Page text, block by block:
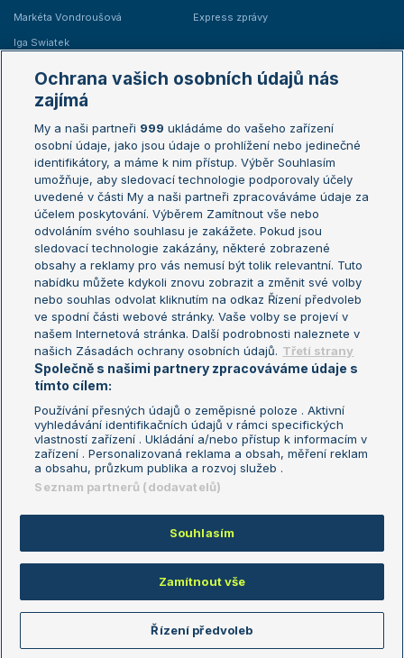
Markéta Vondroušová
Iga Swiatek
Express zprávy
Žebříčky
Žebříček ATP (muži)
Žebříček WTA (ženy)
Sázkařský žebříček
Australian Open
French Open
Wimbledon
US Open
Turnaj mistrů
Turnaj mistryň
Aktualní trendy
Fotbalové přestupy
Livesport Daily
LS Prague Open
Podmínky užití
Nastavení soukromí
GDPR a žurnalistika
Reklama
Kontakt
Informace o zpracování osobních
údajů
Copyright © 2008-2026 TenisPortal.cz. Využíváme zpravodajství ČTK.
Ochrana vašich osobních údajů nás
zajímá
My a naši partneři 999 ukládáme do vašeho zařízení
osobní údaje, jako jsou údaje o prohlížení nebo jedinečné
identifikátory, a máme k nim přístup. Výběr Souhlasím
umožňuje, aby sledovací technologie podporovaly účely
uvedené v části My a naši partneři zpracováváme údaje za
účelem poskytování. Výběrem Zamítnout vše nebo
odvoláním svého souhlasu je zakážete. Pokud jsou
sledovací technologie zakázány, některé zobrazené
obsahy a reklamy pro vás nemusí být tolik relevantní. Tuto
nabídku můžete kdykoli znovu zobrazit a změnit své volby
nebo souhlas odvolat kliknutím na odkaz Řízení předvoleb
ve spodní části webové stránky. Vaše volby se projeví v
našem Internetová stránka. Další podrobnosti naleznete v
našich Zásadách ochrany osobních údajů. Třetí strany
Společně s našimi partnery zpracováváme údaje s
tímto cílem:
Používání přesných údajů o zeměpisné poloze . Aktivní
vyhledávání identifikačních údajů v rámci specifických
vlastností zařízení . Ukládání a/nebo přístup k informacím v
zařízení . Personalizovaná reklama a obsah, měření reklam
a obsahu, průzkum publika a rozvoj služeb .
Seznam partnerů (dodavatelů)
Souhlasím
Zamítnout vše
Řízení předvoleb